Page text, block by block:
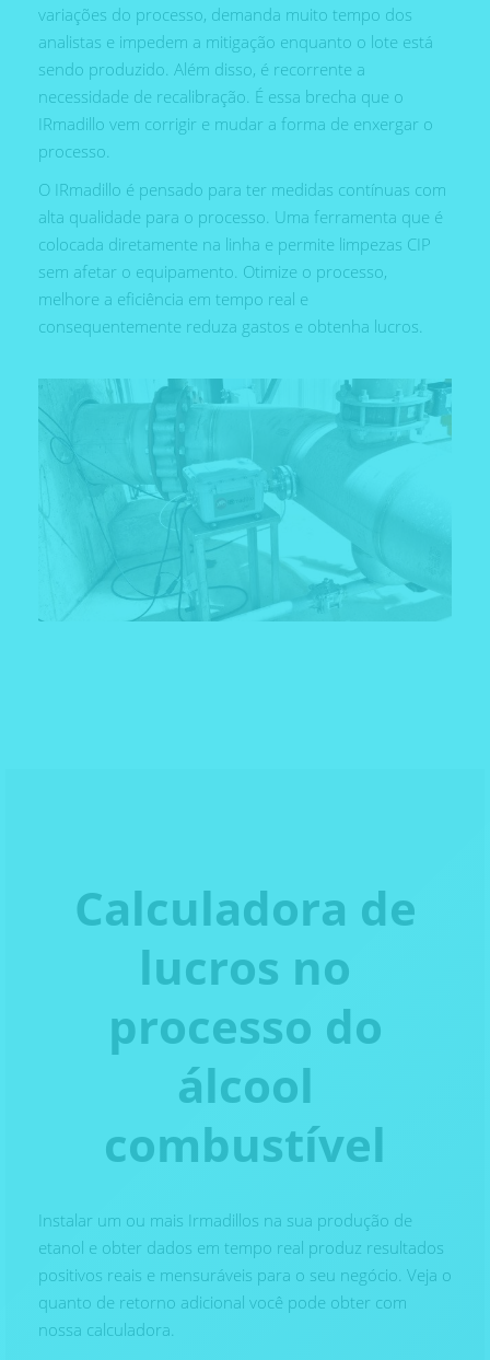
variações do processo, demanda muito tempo dos
analistas e impedem a mitigação enquanto o lote está
sendo produzido. Além disso, é recorrente a
necessidade de recalibração. É essa brecha que o
IRmadillo vem corrigir e mudar a forma de enxergar o
processo.
O IRmadillo é pensado para ter medidas contínuas com
alta qualidade para o processo. Uma ferramenta que é
colocada diretamente na linha e permite limpezas CIP
sem afetar o equipamento. Otimize o processo,
melhore a eficiência em tempo real e
consequentemente reduza gastos e obtenha lucros.
Calculadora de
lucros no
processo do
álcool
combustível
Instalar um ou mais Irmadillos na sua produção de
etanol e obter dados em tempo real produz resultados
positivos reais e mensuráveis para o seu negócio. Veja o
quanto de retorno adicional você pode obter com
nossa calculadora.